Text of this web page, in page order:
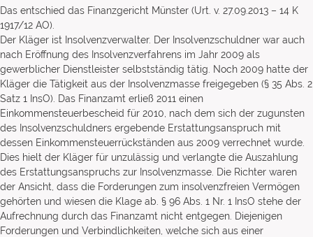
Das entschied das Finanzgericht Münster (Urt. v. 27.09.2013 – 14 K
1917/12 AO).
Der Kläger ist Insolvenzverwalter. Der Insolvenzschuldner war auch
nach Eröffnung des Insolvenzverfahrens im Jahr 2009 als
gewerblicher Dienstleister selbstständig tätig. Noch 2009 hatte der
Kläger die Tätigkeit aus der Insolvenzmasse freigegeben (§ 35 Abs. 2
Satz 1 InsO). Das Finanzamt erließ 2011 einen
Einkommensteuerbescheid für 2010, nach dem sich der zugunsten
des Insolvenzschuldners ergebende Erstattungsanspruch mit
dessen Einkommensteuerrückständen aus 2009 verrechnet wurde.
Dies hielt der Kläger für unzulässig und verlangte die Auszahlung
des Erstattungsanspruchs zur Insolvenzmasse. Die Richter waren
der Ansicht, dass die Forderungen zum insolvenzfreien Vermögen
gehörten und wiesen die Klage ab. § 96 Abs. 1 Nr. 1 InsO stehe der
Aufrechnung durch das Finanzamt nicht entgegen. Diejenigen
Forderungen und Verbindlichkeiten, welche sich aus einer